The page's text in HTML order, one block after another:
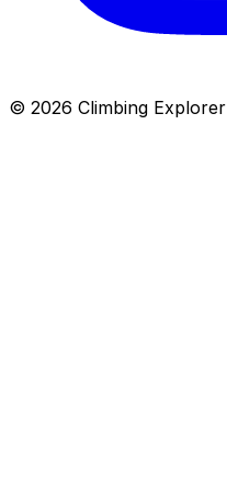
© 2026 Climbing Explorer